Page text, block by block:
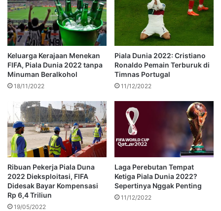
Keluarga Kerajaan Menekan
FIFA, Piala Dunia 2022 tanpa
Minuman Beralkohol
18/11/2022
Piala Dunia 2022: Cristiano
Ronaldo Pemain Terburuk di
Timnas Portugal
11/12/2022
Ribuan Pekerja Piala Duna
2022 Dieksploitasi, FIFA
Didesak Bayar Kompensasi
Rp 6,4 Triliun
19/05/2022
Laga Perebutan Tempat
Ketiga Piala Dunia 2022?
Sepertinya Nggak Penting
11/12/2022